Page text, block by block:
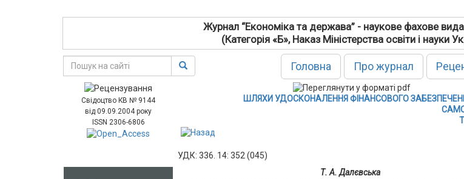
Журнал “Економіка та держава” - наукове фахове
(Категорія «Б», Наказ Міністерства освіти і науки
Головна Про журнал
Свідоцтво КВ № 9144
від 09.09.2004 року
ISSN 2306-6806
ШЛЯХИ УДОСКОНАЛЕННЯ ФІНАНСОВОГО
УДК: 336. 14: 352 (045)
Т. А. Далєвська